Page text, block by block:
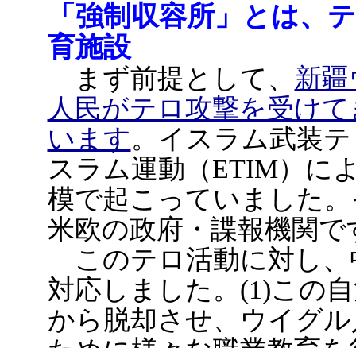
「強制収容所」とは、
育施設
まず前提として、 新
人民がテロ攻撃を受け
います。イスラム武装
スラム運動（ETIM）に
模で起こっていました
米欧の政府・諜報機関で
このテロ活動に対し、
対応しました。(1)この
から脱却させ、ウイグ